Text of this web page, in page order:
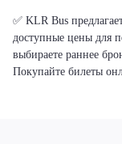
✅ KLR Bus
доступные цены для
выбираете раннее
Покупайте билеты